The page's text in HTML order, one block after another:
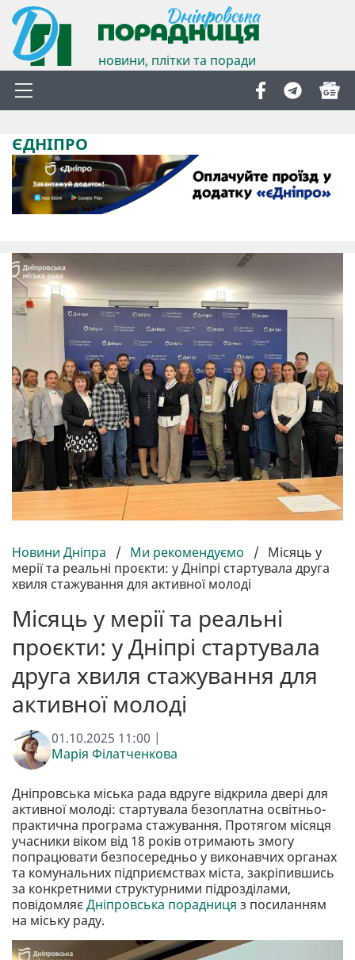
новини, плітки та поради
ЄДНІПРО
Новини Дніпра / Ми рекомендуємо / Місяць у
мерії та реальні проєкти: у Дніпрі стартувала друга
хвиля стажування для активної молоді
Місяць у мерії та реальні
проєкти: у Дніпрі стартувала
друга хвиля стажування для
активної молоді
01.10.2025 11:00 |
Марія Філатченкова
Дніпровська міська рада вдруге відкрила двері для
активної молоді: стартувала безоплатна освітньо-
практична програма стажування. Протягом місяця
учасники віком від 18 років отримають змогу
попрацювати безпосередньо у виконавчих органах
та комунальних підприємствах міста, закріпившись
за конкретними структурними підрозділами,
повідомляєДніпровська порадниця з посиланням
на міську раду.